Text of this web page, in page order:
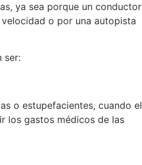
ya sea porque un conductor
o por una autopista
ser:
o estupefacientes, cuando el
los gastos médicos de las